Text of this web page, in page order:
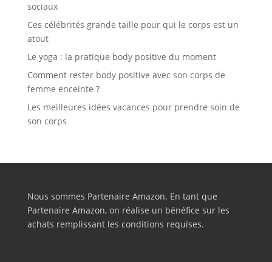
sociaux
Ces célébrités grande taille pour qui le corps est un
atout
Le yoga : la pratique body positive du moment
Comment rester body positive avec son corps de
femme enceinte ?
Les meilleures idées vacances pour prendre soin de
son corps
Nous sommes Partenaire Amazon. En tant que
Partenaire Amazon, on réalise un bénéfice sur les
achats remplissant les conditions requises.